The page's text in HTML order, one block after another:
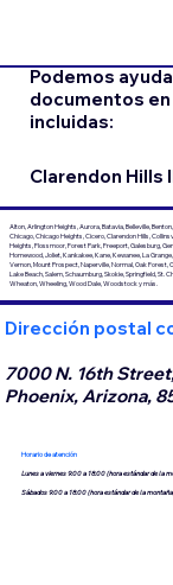
Podemos
documentos
incluidas:
Clarendon Hills
Alton, Arlington Heights, Aurora, Batavia, Belleville,
Chicago, Chicago Heights, Cicero, Clarendon Hills,
Heights, Flossmoor, Forest Park, Freeport, Galesburg,
Homewood, Joliet, Kankakee, Kane, Kewanee, La
Vernon, Mount Prospect, Naperville, Normal, Oak Forest,
Lake Beach, Salem, Schaumburg, Skokie, Springfield, St.
Wheaton, Wheeling, Wood Dale, Woodstock y más.
Dirección postal
7000 N. 16th
Phoenix, Arizona,
Horario de atención
Lunes a viernes 9:00 a 18:00 (hora estándar de la
Sábados 9:00 a 18:00 (hora estándar de la